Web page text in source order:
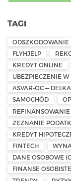
TAGI
ODSZKODOWANIE
FLYHJELP
KREDYT ONLINE
UBEZPIECZENIE
ASVAR-OC —
SAMOCHÓD
ZEZNANIE
KREDYT
FINTECH
DANE OSOBOWE
FINANSE OSOBISTE